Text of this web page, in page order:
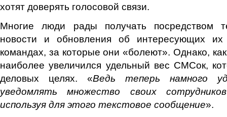
хотят доверять голосовой связи.
Многие люди рады получать посредством
новости и обновления об интересующих
командах, за которые они «болеют». Однако,
наиболее увеличился удельный вес СМСок,
деловых целях. «Ведь теперь намного
уведомлять множество своих
используя для этого текстовое сообщение».